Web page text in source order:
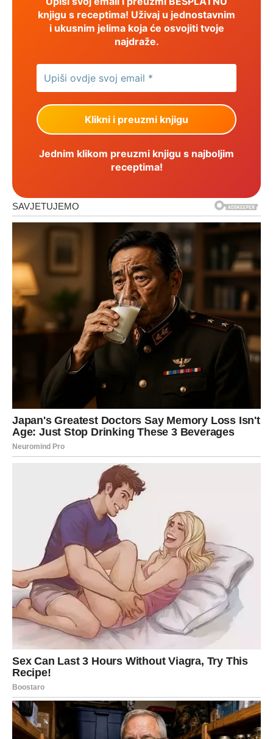
knjigu s receptima! Uživaj u jednostavnim
i ukusnim jelima koja će osvojiti tvoje
najdraže.
Jednim klikom preuzmi knjigu s najboljim
receptima!